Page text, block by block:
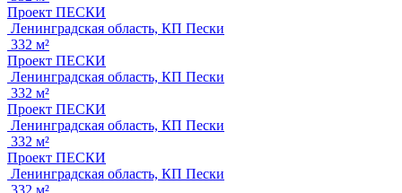
Проект ПЕСКИ
Ленинградская область, КП Пески
332 м²
Проект ПЕСКИ
Ленинградская область, КП Пески
332 м²
Проект ПЕСКИ
Ленинградская область, КП Пески
332 м²
Проект ПЕСКИ
Ленинградская область, КП Пески
332 м²